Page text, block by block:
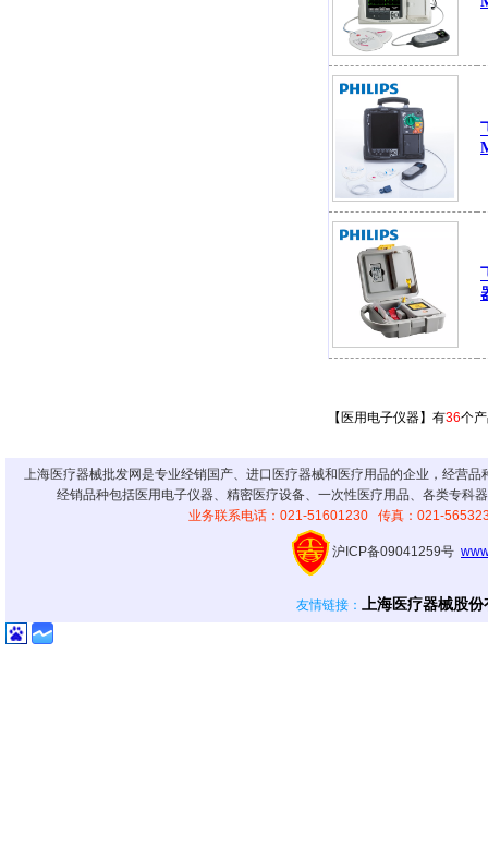
【医用电子仪器】有36个
上海医疗器械批发网是专业经销国产、进口医疗器械和医疗用品的企业，经营
经销品种包括医用电子仪器、精密医疗设备、一次性医疗用品、各类专科
业务联系电话：021-51601230 传真：021-
沪ICP备09041259号
友情链接 ： 上海医疗器械股